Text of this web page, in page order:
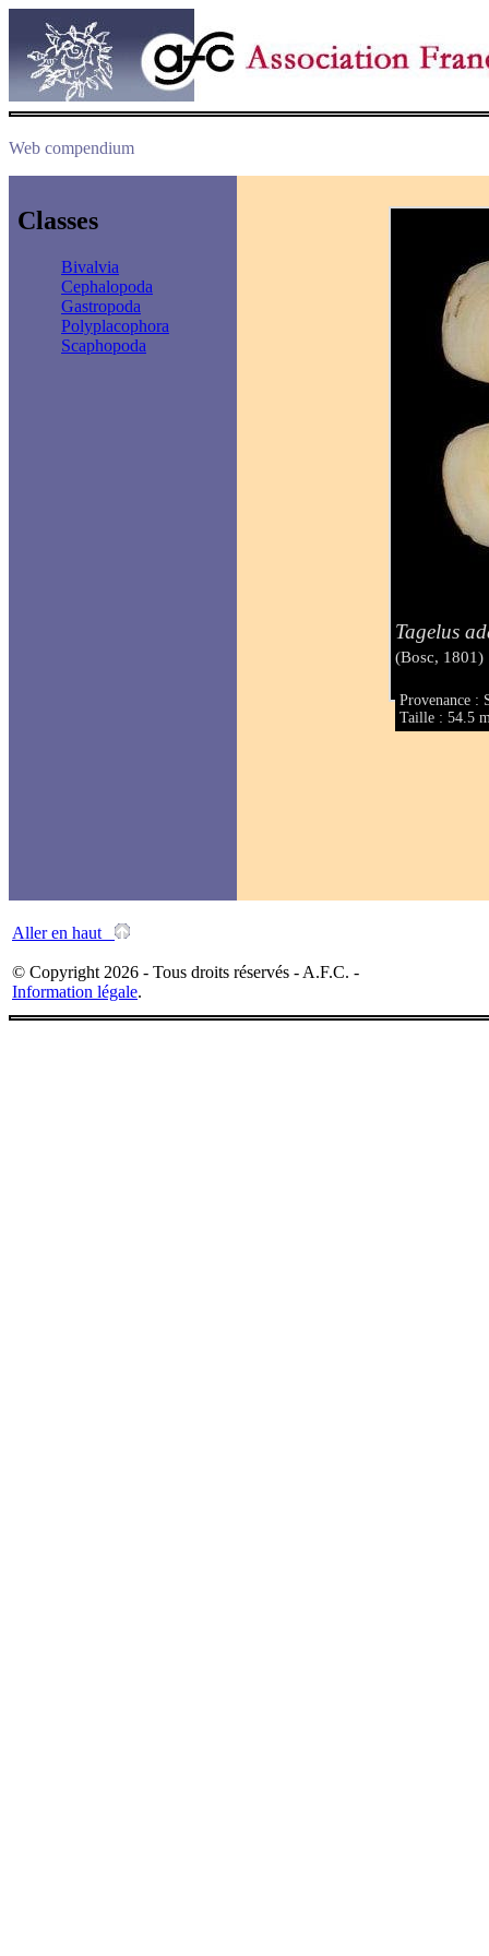
Web compendium
Classes
Bivalvia
Cephalopoda
Gastropoda
Polyplacophora
Scaphopoda
Tagelus
(Bosc, 1801)
Provenance :
Taille : 54.5
Aller en haut
© Copyright 2026 - Tous droits réservés - A.F.C. -
Information légale.